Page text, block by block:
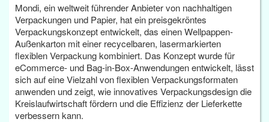
Mondi, ein weltweit führender Anbieter von nachhaltigen
Verpackungen und Papier, hat ein preisgekröntes
Verpackungskonzept entwickelt, das einen Wellpappen-
Außenkarton mit einer recycelbaren, lasermarkierten
flexiblen Verpackung kombiniert. Das Konzept wurde für
eCommerce- und Bag-in-Box-Anwendungen entwickelt, lässt
sich auf eine Vielzahl von flexiblen Verpackungsformaten
anwenden und zeigt, wie innovatives Verpackungsdesign die
Kreislaufwirtschaft fördern und die Effizienz der Lieferkette
verbessern kann.